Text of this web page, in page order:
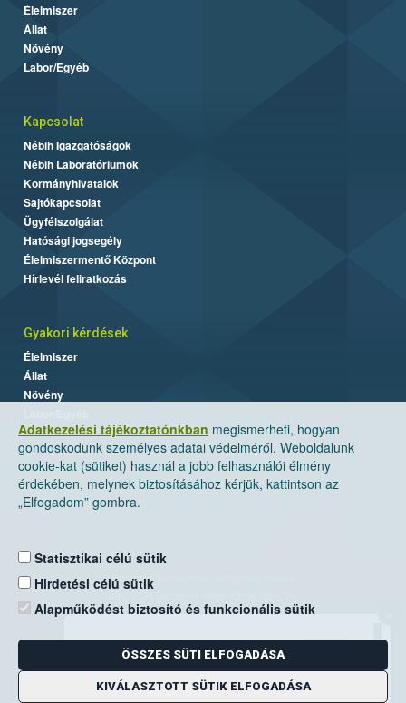
Adatkezelési tájékoztatónkban megismerheti, hogyan
gondoskodunk személyes adatai védelméről. Weboldalunk
cookie-kat (sütiket) használ a jobb felhasználói élmény
érdekében, melynek biztosításához kérjük, kattintson az
„Elfogadom” gombra.
Statisztikai célú sütik
Hirdetési célú sütik
Alapműködést biztosító és funkcionális sütik
ÖSSZES SÜTI ELFOGADÁSA
KIVÁLASZTOTT SÜTIK ELFOGADÁSA
Élelmiszer
Állat
Növény
Labor/Egyéb
Kapcsolat
Nébih Igazgatóságok
Nébih Laboratóriumok
Kormányhivatalok
Sajtókapcsolat
Ügyfélszolgálat
Hatósági jogsegély
Élelmiszermentő Központ
Hírlevél feliratkozás
Gyakori kérdések
Élelmiszer
Állat
Növény
Nemzeti Élelmiszerlánc-biztonsági Hivatal
Levelezési cím: 1525 Budapest. Pf. 30.
E-mail:ugyfelszolgalat@nebih.gov.hu
Zöld szám: 06-80/263-244
Telefon: 06-1/ 336-9000